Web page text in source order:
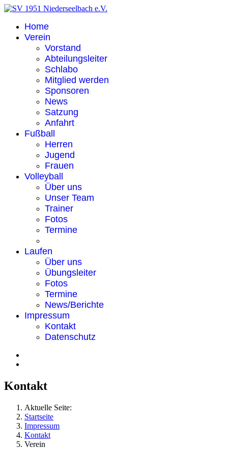
Home
Verein
Vorstand
Abteilungsleiter
Schlabo
Mitglied werden
Sponsoren
News
Satzung
Anfahrt
Fußball
Herren
Jugend
Frauen
Volleyball
Über uns
Unser Team
Trainer
Fotos
Termine
Laufen
Über uns
Übungsleiter
Fotos
Termine
News/Berichte
Impressum
Kontakt
Datenschutz
Kontakt
Aktuelle Seite:
Startseite
Impressum
Kontakt
Verein